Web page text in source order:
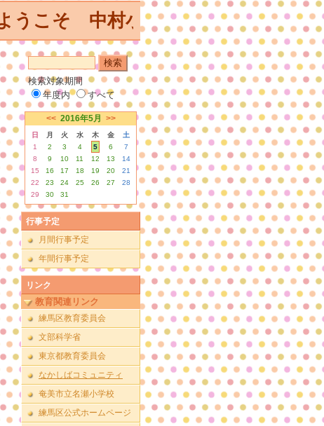
うこそ 中村小学校 ホームペー
検索対象期間
年度内
すべて
<< 2016年5月 >>
日 月 火 水 木 金
土
1
2 3 4 5 6
7
8
9 10 11 12 13
14
15
16 17 18 19 20
21
22
23 24 25 26 27
28
29
30 31
行事予定
月間行事予定
年間行事予定
リンク
教育関連リンク
練馬区教育委員会
文部科学省
東京都教育委員会
なかしばコミュニティ
奄美市立名瀬小学校
練馬区公式ホームページ